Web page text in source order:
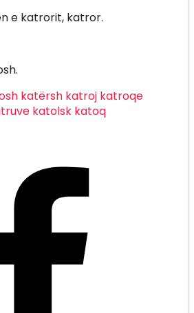
e katrorit, katror.
katërsh katroj katroqe
katolsk katoq